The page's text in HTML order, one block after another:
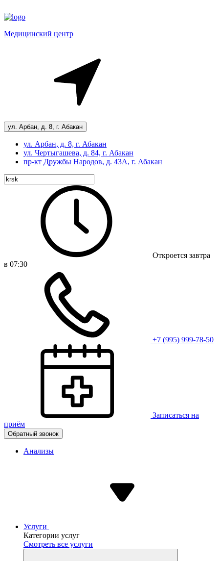
Медицинский центр
ул. Арбан, д. 8, г. Абакан
ул. Арбан, д. 8, г. Абакан
ул. Чертыгашева, д. 84, г. Абакан
пр-кт Дружбы Народов, д. 43А, г. Абакан
Откроется завтра
в 07:30
+7 (995) 999-78-50
Записаться на
приём
Обратный звонок
Анализы
Услуги
Категории услуг
Смотреть все услуги